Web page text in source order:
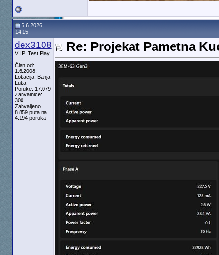
6.6.2026,
14:15
dex3108
V.I.P. Test Play
Član od:
1.6.2008.
Lokacija: Banja
Luka
Poruke: 17.079
Zahvalnice:
300
Zahvaljeno
8.859 puta na
4.194 poruka
Re: Projekat Pametna